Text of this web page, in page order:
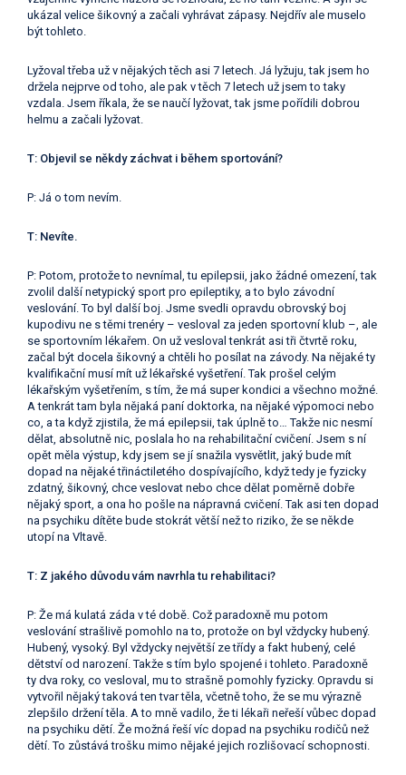
ukázal velice šikovný a začali vyhrávat zápasy. Nejdřív ale muselo
být tohleto.
Lyžoval třeba už v nějakých těch asi 7 letech. Já lyžuju, tak jsem ho
držela nejprve od toho, ale pak v těch 7 letech už jsem to taky
vzdala. Jsem říkala, že se naučí lyžovat, tak jsme pořídili dobrou
helmu a začali lyžovat.
T: Objevil se někdy záchvat i během sportování?
P: Já o tom nevím.
T: Nevíte.
P: Potom, protože to nevnímal, tu epilepsii, jako žádné omezení, tak
zvolil další netypický sport pro epileptiky, a to bylo závodní
veslování. To byl další boj. Jsme svedli opravdu obrovský boj
kupodivu ne s těmi trenéry – vesloval za jeden sportovní klub –, ale
se sportovním lékařem. On už vesloval tenkrát asi tři čtvrtě roku,
začal být docela šikovný a chtěli ho posílat na závody. Na nějaké ty
kvalifikační musí mít už lékařské vyšetření. Tak prošel celým
lékařským vyšetřením, s tím, že má super kondici a všechno možné.
A tenkrát tam byla nějaká paní doktorka, na nějaké výpomoci nebo
co, a ta když zjistila, že má epilepsii, tak úplně to… Takže nic nesmí
dělat, absolutně nic, poslala ho na rehabilitační cvičení. Jsem s ní
opět měla výstup, kdy jsem se jí snažila vysvětlit, jaký bude mít
dopad na nějaké třináctiletého dospívajícího, když tedy je fyzicky
zdatný, šikovný, chce veslovat nebo chce dělat poměrně dobře
nějaký sport, a ona ho pošle na nápravná cvičení. Tak asi ten dopad
na psychiku dítěte bude stokrát větší než to riziko, že se někde
utopí na Vltavě.
T: Z jakého důvodu vám navrhla tu rehabilitaci?
P: Že má kulatá záda v té době. Což paradoxně mu potom
veslování strašlivě pomohlo na to, protože on byl vždycky hubený.
Hubený, vysoký. Byl vždycky největší ze třídy a fakt hubený, celé
dětství od narození. Takže s tím bylo spojené i tohleto. Paradoxně
ty dva roky, co vesloval, mu to strašně pomohly fyzicky. Opravdu si
vytvořil nějaký taková ten tvar těla, včetně toho, že se mu výrazně
zlepšilo držení těla. A to mně vadilo, že ti lékaři neřeší vůbec dopad
na psychiku dětí. Že možná řeší víc dopad na psychiku rodičů než
dětí. To zůstává trošku mimo nějaké jejich rozlišovací schopnosti.